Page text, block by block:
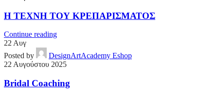
Η ΤΕΧΝΗ ΤΟΥ ΚΡΕΠΑΡΙΣΜΑΤΟΣ
Continue reading
22Αυγ
Posted by
DesignArtAcademy Eshop
22 Αυγούστου 2025
Bridal Coaching